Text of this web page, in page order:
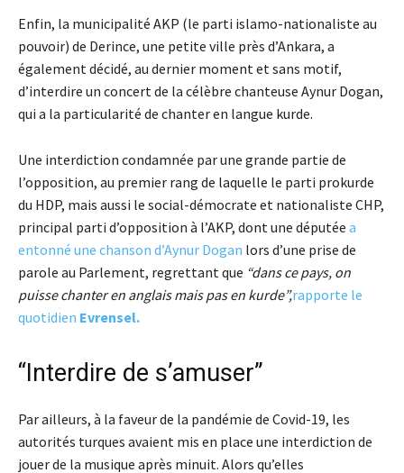
Enfin, la municipalité AKP (le parti islamo-nationaliste au
pouvoir) de Derince, une petite ville près d’Ankara, a
également décidé, au dernier moment et sans motif,
d’interdire un concert de la célèbre chanteuse Aynur Dogan,
qui a la particularité de chanter en langue kurde.
Une interdiction condamnée par une grande partie de
l’opposition, au premier rang de laquelle le parti prokurde
du HDP, mais aussi le social-démocrate et nationaliste CHP,
principal parti d’opposition à l’AKP, dont une députée a
entonné une chanson d’Aynur Dogan lors d’une prise de
parole au Parlement, regrettant que “dans ce pays, on
puisse chanter en anglais mais pas en kurde”,rapporte le
quotidien Evrensel.
“Interdire de s’amuser”
Par ailleurs, à la faveur de la pandémie de Covid-19, les
autorités turques avaient mis en place une interdiction de
jouer de la musique après minuit. Alors qu’elles